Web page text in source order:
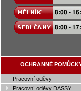
OCHRANNÉ
Pracovní oděvy
Pracovní oděvy DASSY